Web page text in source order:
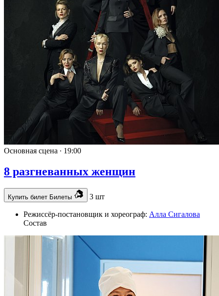
Основная сцена ∙ 19:00
8 разгневанных женщин
Купить билет Билеты 3 шт
Режиссёр-постановщик и хореограф: Алла Сигалова
Состав